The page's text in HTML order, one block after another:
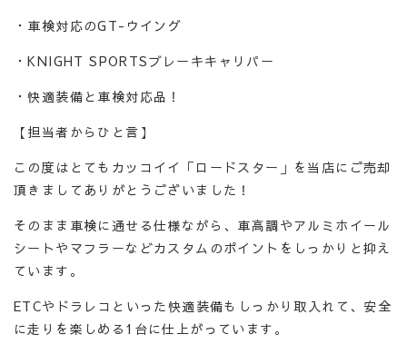
・車検対応のGT-ウイング
・KNIGHT SPORTSブレーキキャリパー
・快適装備と車検対応品！
【担当者からひと言】
この度はとてもカッコイイ「ロードスター」を当店にご売却
頂きましてありがとうございました！
そのまま車検に通せる仕様ながら、車高調やアルミホイール
シートやマフラーなどカスタムのポイントをしっかりと抑え
ています。
ETCやドラレコといった快適装備もしっかり取入れて、安全
に走りを楽しめる1台に仕上がっています。